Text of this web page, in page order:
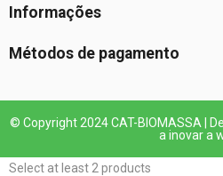
Informações
Métodos de pagamento
© Copyright 2024 CAT-BIOMASSA |
a inovar a
Select at least 2 products